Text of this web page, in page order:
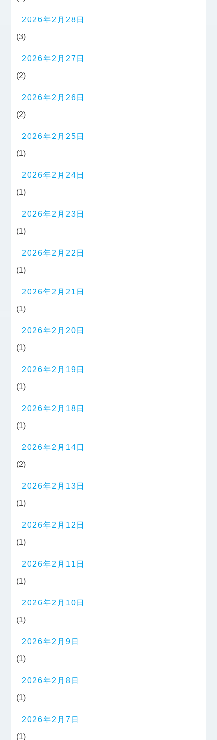
2026年2月28日
(3)
2026年2月27日
(2)
2026年2月26日
(2)
2026年2月25日
(1)
2026年2月24日
(1)
2026年2月23日
(1)
2026年2月22日
(1)
2026年2月21日
(1)
2026年2月20日
(1)
2026年2月19日
(1)
2026年2月18日
(1)
2026年2月14日
(2)
2026年2月13日
(1)
2026年2月12日
(1)
2026年2月11日
(1)
2026年2月10日
(1)
2026年2月9日
(1)
2026年2月8日
(1)
2026年2月7日
(1)